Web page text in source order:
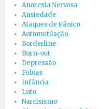
Anorexia Nervosa
Ansiedade
Ataques de Pânico
Automutilação
Borderline
Burn-out
Depressão
Fobias
Infância
Luto
Narcisismo